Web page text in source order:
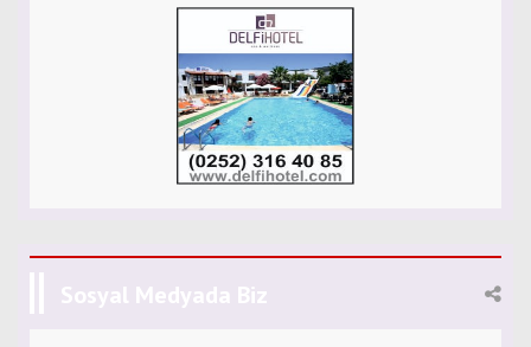
Sosyal Medyada Biz